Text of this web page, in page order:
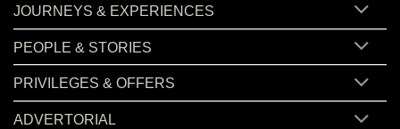
JOURNEYS & EXPERIENCES
PEOPLE & STORIES
PRIVILEGES & OFFERS
ADVERTORIAL